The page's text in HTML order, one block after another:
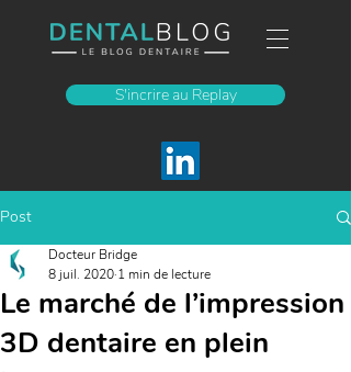
S'incrire au Replay
Post
Le marché de l’impression
3D dentaire en plein
Docteur Bridge
8 juil. 2020 1 min de lecture